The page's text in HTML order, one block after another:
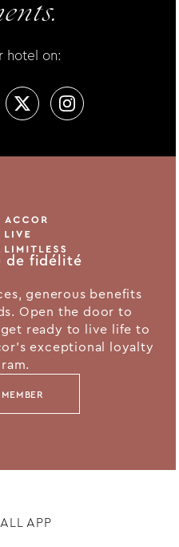
hotel on:
de fidélité
generous benefits
Open the door to
ready to live life to
exceptional loyalty
APP